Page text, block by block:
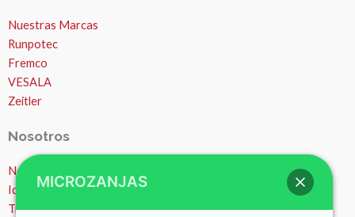
Nuestras Marcas
Runpotec
Fremco
VESALA
Zeitler
Nosotros
Nosotros
Ideas y consejos
Trabajos
MICROZANJAS